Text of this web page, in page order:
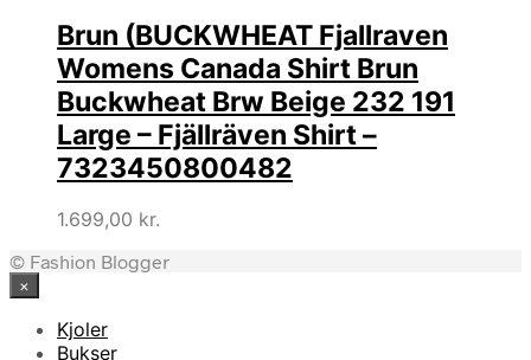
Brun (BUCKWHEAT Fjallraven
Womens Canada Shirt Brun
Buckwheat Brw Beige 232 191
Large – Fjällräven Shirt –
7323450800482
1.699,00 kr.
© Fashion Blogger
×
Kjoler
Bukser